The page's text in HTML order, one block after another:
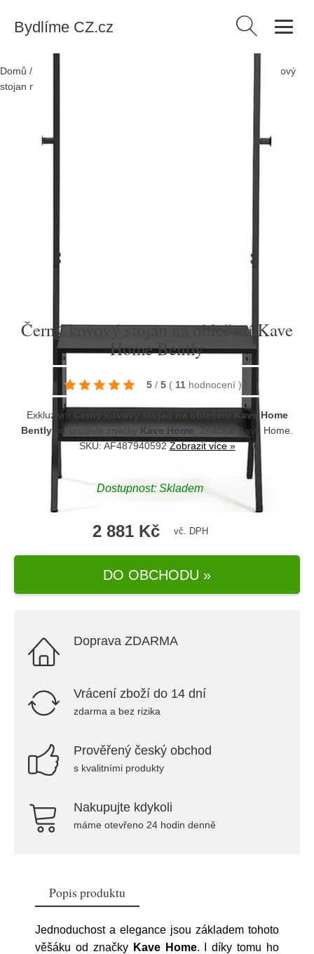
Bydlíme CZ.cz Vyhledávání
Domů /
Černý kovový
stojan na oblečení Kave Home Bently
Černý kovový stojan na oblečení Kave
Home Bently
5 / 5 ( 11 hodnocení )
Exkluzivní
Černý kovový stojan na oblečení Kave Home
Bentlyod proslulé značky Kave Home Kave Home
SKU: AF487940592Zobrazit více »
Dostupnost: Skladem
2 881 Kč vč. DPH
DO OBCHODU »
Doprava ZDARMA
Vrácení zboží do 14 dní
zdarma a bez rizika
Prověřený český obchod
s kvalitními produkty
Nakupujte kdykoli
máme otevřeno 24 hodin denně
Popis produktu
Jednoduchost a elegance jsou základem tohoto
věšáku od značky Kave Home. I díky tomu ho